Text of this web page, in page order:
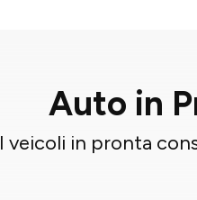
Auto in
I veicoli in pronta